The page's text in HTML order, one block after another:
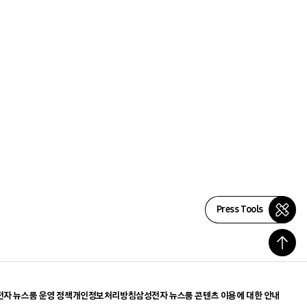
Press Tools
자 뉴스룸 운영 정책개인정보처리방침삼성전자 뉴스룸 콘텐츠 이용에 대한 안내